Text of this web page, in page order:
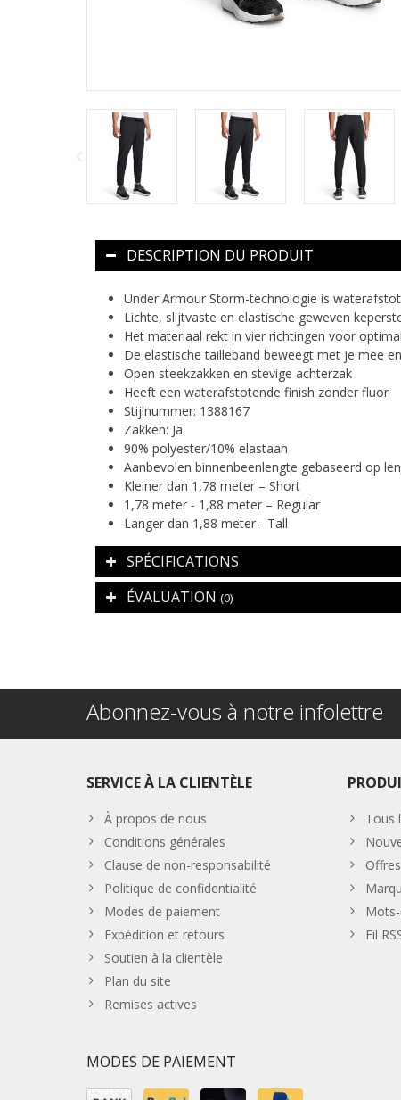
DESCRIPTION DU PRODUIT
Under Armour Storm-technologie is
Lichte, slijtvaste en elastische geweven
Het materiaal rekt in vier richtingen voor
De elastische tailleband beweegt met je mee
Open steekzakken en stevige achterzak
Heeft een waterafstotende finish zonder fluor
Stijlnummer: 1388167
Zakken: Ja
90% polyester/10% elastaan
Aanbevolen binnenbeenlengte gebaseerd op
Kleiner dan 1,78 meter – Short
1,78 meter - 1,88 meter – Regular
Langer dan 1,88 meter - Tall
SPÉCIFICATIONS
ÉVALUATION (0)
Abonnez-vous à notre infolettre
SERVICE À LA CLIENTÈLE
À propos de nous
Conditions générales
Clause de non-responsabilité
Politique de confidentialité
Modes de paiement
Expédition et retours
Soutien à la clientèle
Plan du site
Remises actives
Tous
Offres
Fil
MODES DE PAIEMENT